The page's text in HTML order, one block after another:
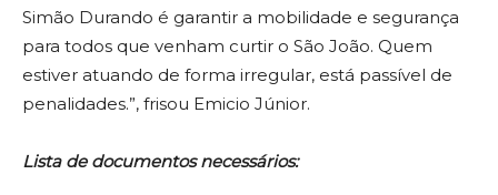
Simão Durando é garantir a mobilidade e segurança
para todos que venham curtir o São João. Quem
estiver atuando de forma irregular, está passível de
penalidades.”, frisou Emicio Júnior.
Lista de documentos necessários: